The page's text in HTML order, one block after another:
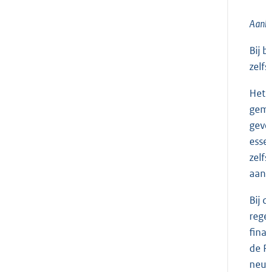
Bij
Bij
de